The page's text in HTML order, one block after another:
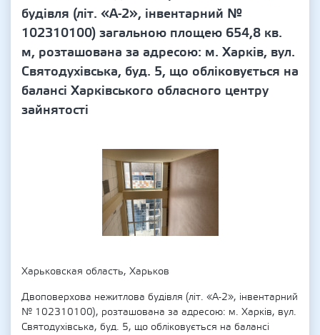
будівля (літ. «А-2», інвентарний №
102310100) загальною площею 654,8 кв.
м, розташована за адресою: м. Харків, вул.
Святодухівська, буд. 5, що обліковується на
балансі Харківського обласного центру
зайнятості
Харьковская область, Харьков
Двоповерхова нежитлова будівля (літ. «А-2», інвентарний
№ 102310100), розташована за адресою: м. Харків, вул.
Святодухівська, буд. 5, що обліковується на балансі